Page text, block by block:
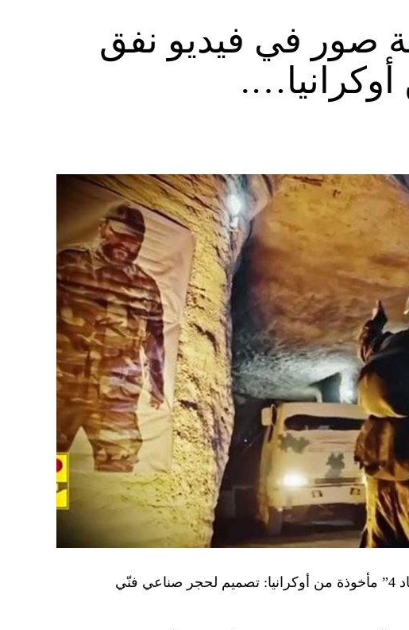
صور في فيديو نفق
“النهار” تكشف حقيقة صور في فيديو نفق “عماد 4” مأخوذة من أوكرانيا: تصميم لحجر صناعي فنّي